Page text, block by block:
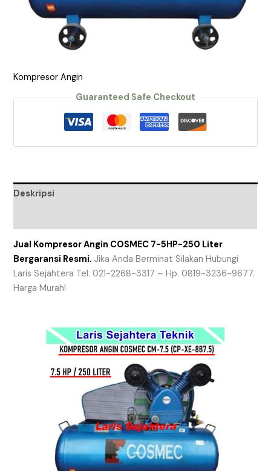
Kompresor Angin
Guaranteed Safe Checkout
Deskripsi
Jual Kompresor Angin COSMEC 7-5HP-250 Liter
Bergaransi Resmi. Jika Anda Berminat Silakan Hubungi
Laris Sejahtera Tel. 021-2268-3317 – Hp. 0819-3236-9677.
Harga Murah!